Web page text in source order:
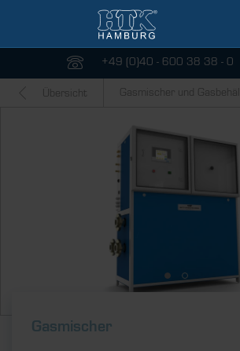
+49 (0)40 - 600 38 38 - 0
Übersicht Gasmischer und
Gasmischer